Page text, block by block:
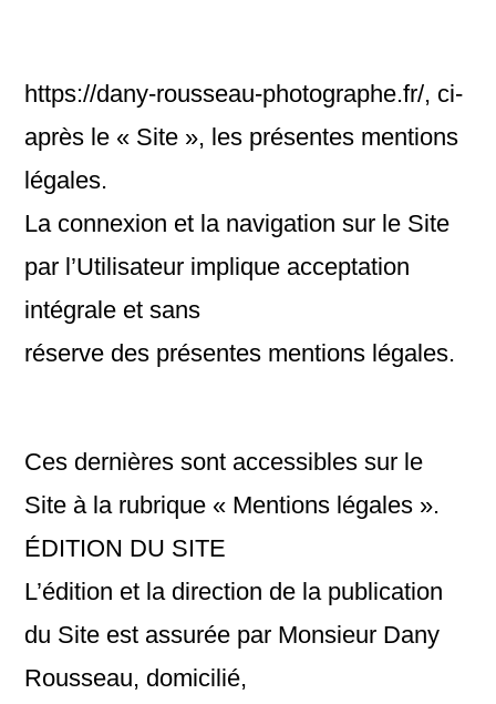
https://dany-rousseau-photographe.fr/, ci-
après le « Site », les présentes mentions
légales.
La connexion et la navigation sur le Site
par l’Utilisateur implique acceptation
intégrale et sans
réserve des présentes mentions légales.
Ces dernières sont accessibles sur le
Site à la rubrique « Mentions légales ».
ÉDITION DU SITE
L’édition et la direction de la publication
du Site est assurée par Monsieur Dany
Rousseau, domicilié,